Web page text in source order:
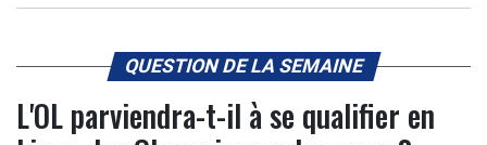
QUESTION DE LA SEMAINE
L'OL parviendra-t-il à se qualifier en